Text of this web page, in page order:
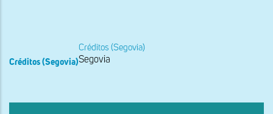
navegación
Créditos (Segovia)
Créditos (Segovia)
Segovia